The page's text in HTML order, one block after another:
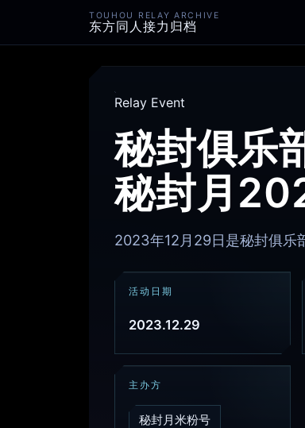
TOUHOU RELAY ARCHIVE
东方同人接力归档
Relay Event
秘封俱乐
秘封月
2023年12月29日是秘封俱乐
活动日期
2023.12.29
主办方
秘封月米粉号